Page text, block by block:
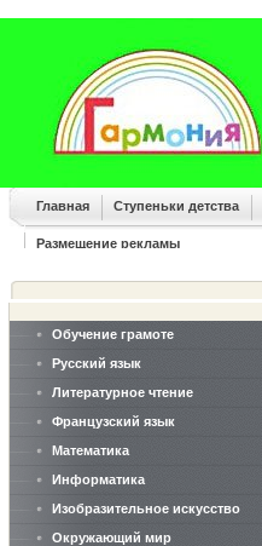
Главная Ступеньки детства
Размещение рекламы
Обучение грамоте
Русский язык
Литературное чтение
Французский язык
Математика
Информатика
Изобразительное искусство
Окружающий мир